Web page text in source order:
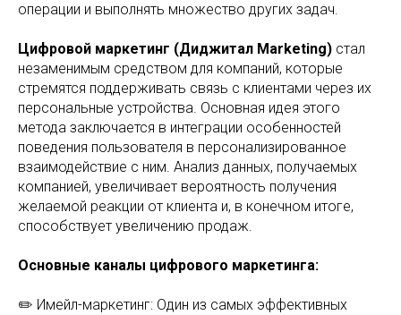
операции и выполнять множество других задач.
Цифровой маркетинг (Диджитал Marketing) стал
незаменимым средством для компаний, которые
стремятся поддерживать связь с клиентами через их
персональные устройства. Основная идея этого
метода заключается в интеграции особенностей
поведения пользователя в персонализированное
взаимодействие с ним. Анализ данных, получаемых
компанией, увеличивает вероятность получения
желаемой реакции от клиента и, в конечном итоге,
способствует увеличению продаж.
Основные каналы цифрового маркетинга:
✏️ Имейл-маркетинг: Один из самых эффективных